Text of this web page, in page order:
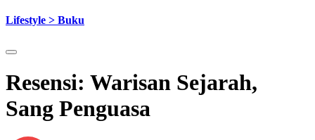
Lifestyle > Buku
Resensi: Warisan Sejarah,
Sang Penguasa